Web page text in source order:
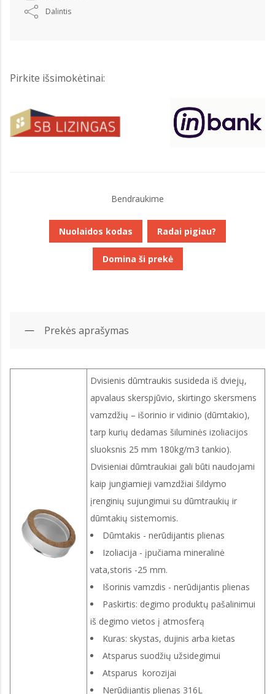
Dalintis
Pirkite išsimokėtinai:
Bendraukime
Nuolaidos kodas Radai pigiau?
Domina ši prekė
Prekės aprašymas
Dvisienis dūmtraukis susideda iš dviejų,
apvalaus skerspjūvio, skirtingo skersmens
vamzdžių – išorinio ir vidinio (dūmtakio),
tarp kurių dedamas šiluminės izoliacijos
sluoksnis 25 mm 180kg/m3 tankio).
Dvisieniai dūmtraukiai gali būti naudojami
kaip jungiamieji vamzdžiai šildymo
įrenginių sujungimui su dūmtraukių ir
dūmtakių sistemomis.
Dūmtakis - nerūdijantis plienas
Izoliacija - įpučiama mineralinė
vata,storis -25 mm.
Išorinis vamzdis - nerūdijantis plienas
Paskirtis: degimo produktų pašalinimui
iš degimo vietos į atmosferą
Kuras: skystas, dujinis arba kietas
Atsparus suodžių užsidegimui
Atsparus korozijai
Nerūdijantis plienas 316L